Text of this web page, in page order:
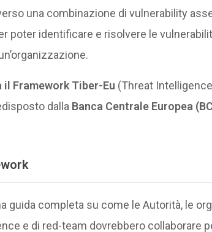
una combinazione di vulnerability
poter identificare e risolvere le
Framework Tiber-Eu (Threat
dalla Banca Centrale Europea
guida completa su come le Autorità, le
e di red-team dovrebbero collaborare